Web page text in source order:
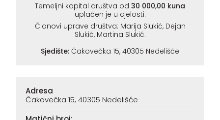
Temeljni kapital društva od 30 000,00 kuna
uplaćen je u cjelosti.
Članovi uprave društva: Marija Slukić, Dejan
Slukić, Martina Slukić.
Sjedište: Čakovečka 15, 40305 Nedelišće
Adresa
Čakovečka 15, 40305 Nedelišće